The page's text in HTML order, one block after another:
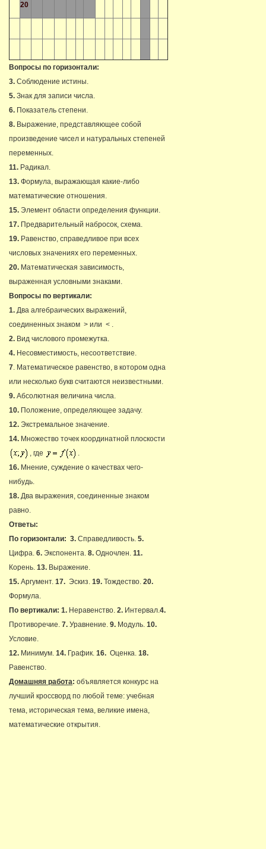
20
Вопросы по горизонтали:
3. Соблюдение истины.
5. Знак для записи числа.
6. Показатель степени.
8. Выражение, представляющее собой
произведение чисел и натуральных степеней
переменных.
11. Радикал.
13. Формула, выражающая какие-либо
математические отношения.
15. Элемент области определения функции.
17. Предварительный набросок, схема.
19. Равенство, справедливое при всех
числовых значениях его переменных.
20. Математическая зависимость,
выраженная условными знаками.
Вопросы по вертикали:
1. Два алгебраических выражений,
соединенных знаком > или < .
2. Вид числового промежутка.
4. Несовместимость, несоответствие.
7. Математическое равенство, в котором одна
или несколько букв считаются неизвестными.
9. Абсолютная величина числа.
10. Положение, определяющее задачу.
12. Экстремальное значение.
14. Множество точек координатной плоскости
, где
.
16. Мнение, суждение о качествах чего-
нибудь.
18. Два выражения, соединенные знаком
равно.
Ответы:
По горизонтали: 3. Справедливость. 5.
Цифра. 6. Экспонента. 8. Одночлен. 11.
Корень. 13. Выражение.
15. Аргумент. 17. Эскиз. 19. Тождество. 20.
Формула.
По вертикали: 1. Неравенство. 2. Интервал.4.
Противоречие. 7. Уравнение. 9. Модуль. 10.
Условие.
12. Минимум. 14. График. 16. Оценка. 18.
Равенство.
Домашняя работа: объявляется конкурс на
лучший кроссворд по любой теме: учебная
тема, историческая тема, великие имена,
математические открытия.